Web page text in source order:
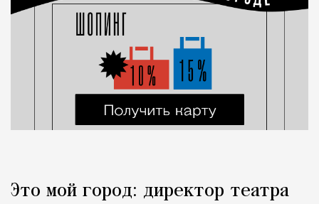
Это мой город: директор театра